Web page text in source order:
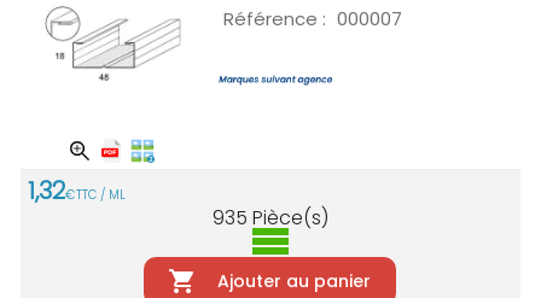
Référence : 000007
1,32€TTC / ML
935 Pièce(s)
Ajouter au panier